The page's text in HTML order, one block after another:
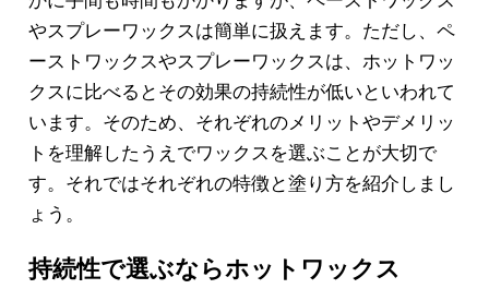
やスプレーワックスは簡単に扱えます。ただし、ペ
ーストワックスやスプレーワックスは、ホットワッ
クスに比べるとその効果の持続性が低いといわれて
います。そのため、それぞれのメリットやデメリッ
トを理解したうえでワックスを選ぶことが大切で
す。それではそれぞれの特徴と塗り方を紹介しまし
ょう。
持続性で選ぶならホットワックス